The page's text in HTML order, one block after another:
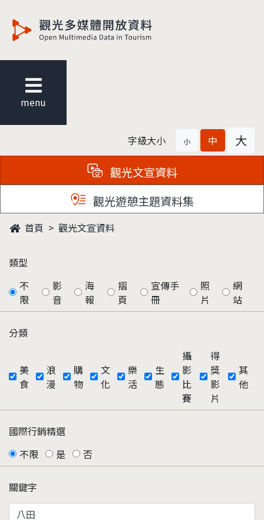
menu
字級大小 小 中 大
觀光文宣資料
觀光遊憩主題資料集
首頁 觀光文宣資料
類型
不
限
影
音
海
報
摺
頁
宣傳手
冊
照
片
網
站
分類
美
食
浪
漫
購
物
文
化
樂
活
生
態
攝
影
比
賽
得
獎
影
片
其
他
國際行銷精選
不限
是 否
關鍵字